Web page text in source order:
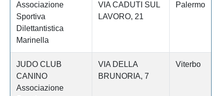
Associazione
Sportiva
Dilettantistica
Marinella
VIA CADUTI SUL
LAVORO, 21
Palermo
JUDO CLUB
CANINO
Associazione
VIA DELLA
BRUNORIA, 7
Viterbo